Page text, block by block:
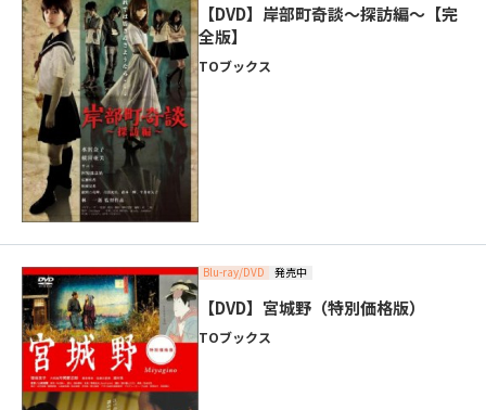
【DVD】岸部町奇談～探訪編～【完
全版】
TOブックス
Blu-ray/DVD 発売中
【DVD】宮城野（特別価格版）
TOブックス